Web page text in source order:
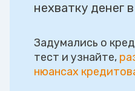
нехватку денег
Задумались о
тест и узнайте,
нюансах